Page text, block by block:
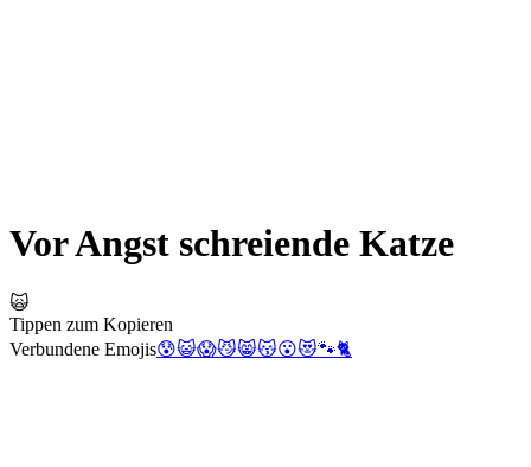
Vor Angst schreiende Katze
🙀
Tippen zum Kopieren
Verbundene Emojis😰😺😱😼😸😽😮😻🐾🐈